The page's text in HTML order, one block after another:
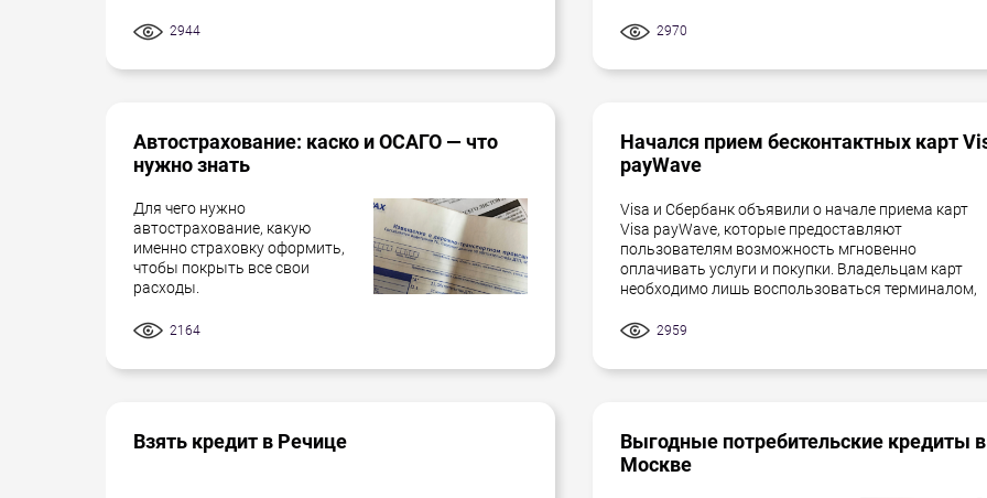
2944 2970
Автострахование: каско и ОСАГО — что
нужно знать
Для чего нужно
автострахование, какую
именно страховку оформить,
чтобы покрыть все свои
расходы.
2164
Начался прием бесконтактных карт
payWave
Visa и Сбербанк объявили о начале приема карт
Visa payWave, которые предоставляют
пользователям возможность мгновенно
оплачивать услуги и покупки. Владельцам карт
необходимо лишь воспользоваться терминалом,
2959
Взять кредит в Речице
Выгодные потребительские кредиты в
Москве